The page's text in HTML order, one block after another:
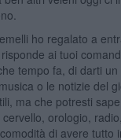
ho regalato a
ai tuoi
tempo fa, di darti un
o le notizie del
ma che potresti
orologio,
di avere tutto